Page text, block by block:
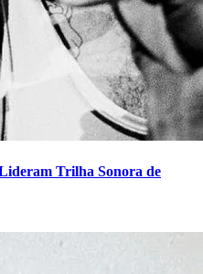
Trilha Sonora de